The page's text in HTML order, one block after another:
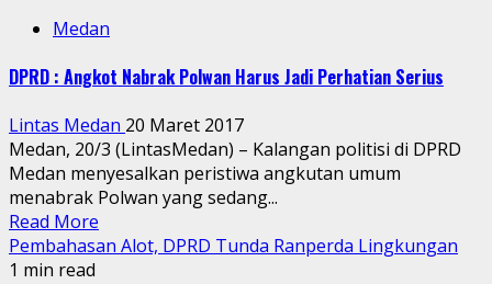
Medan
DPRD : Angkot Nabrak Polwan Harus Jadi Perhatian Serius
Lintas Medan 20 Maret 2017
Medan, 20/3 (LintasMedan) – Kalangan politisi di DPRD
Medan menyesalkan peristiwa angkutan umum
menabrak Polwan yang sedang...
Read More
Pembahasan Alot, DPRD Tunda Ranperda Lingkungan
1 min read